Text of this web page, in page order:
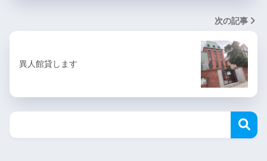
次の記事
異人館貸します